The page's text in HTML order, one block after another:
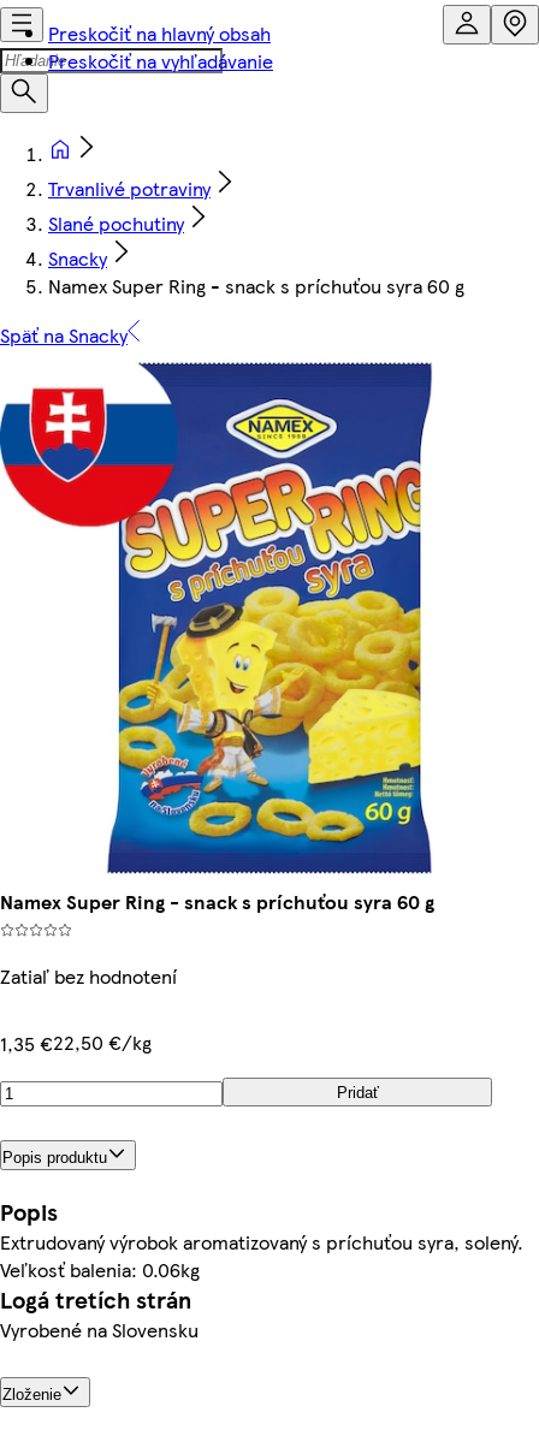
Preskočiť na hlavný obsah
Preskočiť na vyhľadávanie
Trvanlivé potraviny
Slané pochutiny
Snacky
Namex Super Ring - snack s príchuťou syra 60 g
Späť na Snacky
Namex Super Ring - snack s príchuťou syra 60 g
Zatiaľ bez hodnotení
1,35 €22,50 €/kg
Pridať
Popis produktu
Popis
Extrudovaný výrobok aromatizovaný s príchuťou syra, solený.
Veľkosť balenia: 0.06kg
Logá tretích strán
Vyrobené na Slovensku
Zloženie